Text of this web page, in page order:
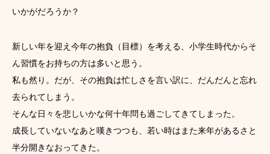
いかがだろうか？
新しい年を迎え今年の抱負（目標）を考える、小学生時代からそ
ん習慣をお持ちの方は多いと思う。
私も然り。だが、その抱負は忙しさを言い訳に、だんだんと忘れ
去られてしまう。
そんな日々を悲しいかな何十年問も過ごしてきてしまった。
成長していないなあと嘆きつつも、若い時はまた来年があるさと
半分開きなおってきた。